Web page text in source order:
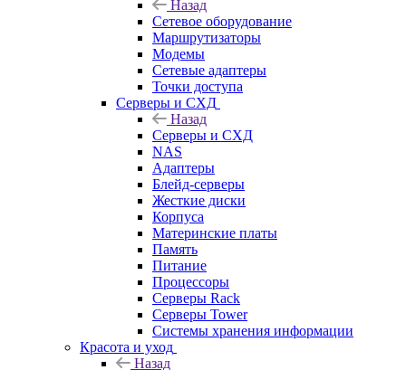
Назад
Сетевое оборудование
Маршрутизаторы
Модемы
Сетевые адаптеры
Точки доступа
Серверы и СХД
Назад
Серверы и СХД
NAS
Адаптеры
Блейд-серверы
Жесткие диски
Корпуса
Материнские платы
Память
Питание
Процессоры
Серверы Rack
Серверы Tower
Системы хранения информации
Красота и уход
Назад